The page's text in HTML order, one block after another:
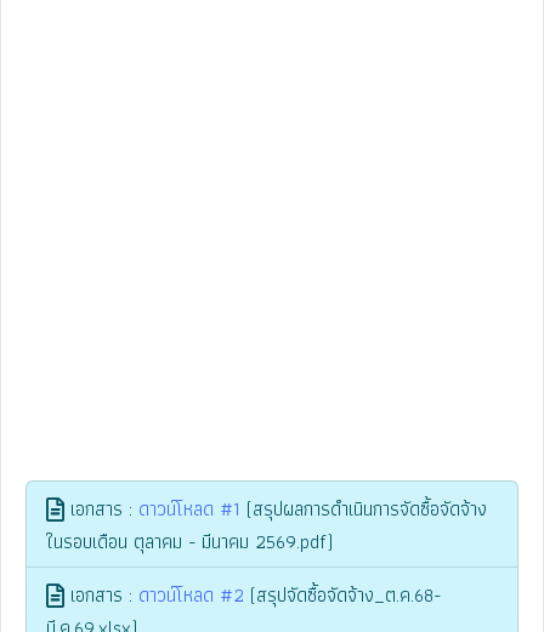
เอกสาร : ดาวน์โหลด #1 (สรุปผลการดำเนินการจัดซื้อจัดจ้าง
ในรอบเดือน ตุลาคม - มีนาคม 2569.pdf)
เอกสาร : ดาวน์โหลด #2 (สรุปจัดซื้อจัดจ้าง_ต.ค.68-